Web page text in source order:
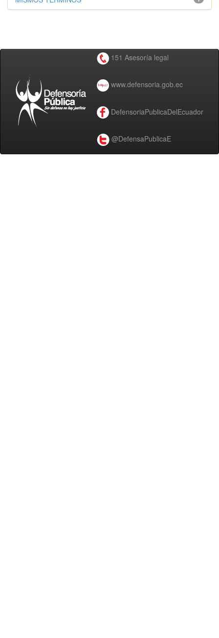
151 Asesoría legal
www.defensoria.gob.ec
DefensoriaPublicaDelEcuador
@DefensaPublicaE